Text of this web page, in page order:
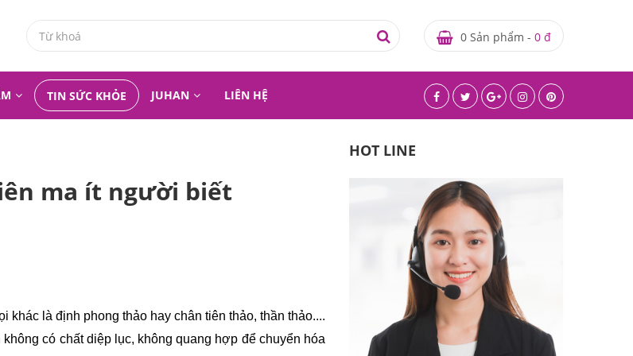
0 Sản phẩm - 0 đ
TIN SỨC KHỎE JUHAN LIÊN HỆ
ma ít người biết
là định phong thảo hay chân tiên thảo, thần thảo....
có chất diệp lục, không quang hợp để chuyển hóa
HOT LINE